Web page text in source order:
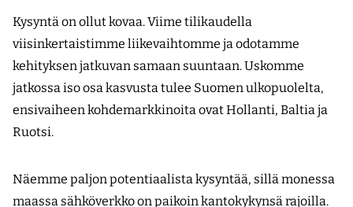
Kysyntä on ollut kovaa. Viime tilikaudella
viisinkertaistimme liikevaihtomme ja odotamme
kehityksen jatkuvan samaan suuntaan. Uskomme
jatkossa iso osa kasvusta tulee Suomen ulkopuolelta,
ensivaiheen kohdemarkkinoita ovat Hollanti, Baltia ja
Ruotsi.
Näemme paljon potentiaalista kysyntää, sillä monessa
maassa sähköverkko on paikoin kantokykynsä rajoilla.